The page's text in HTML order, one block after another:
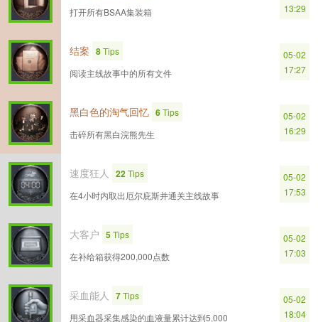
打开所有BSAA集装箱
13:29
结案 8Tips
阅读主线故事中的所有文件
05-02
17:27
黑白色的淘气回忆 6Tips
击碎所有黑白浣熊先生
05-02
16:29
速度狂人 22Tips
在4小时内取出厄尔庇斯并通关主线故事
05-02
17:53
大客户 5Tips
在补给箱获得200,000点数
05-02
17:03
采血能人 7Tips
用采血器采集感染的血液量累计达到5,000
05-02
18:04